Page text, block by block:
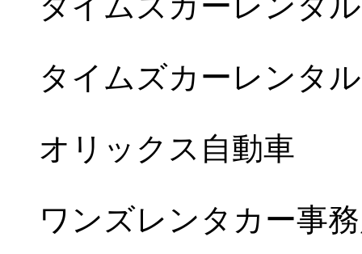
タイムズカーレンタル
オリックス自動車
ワンズレンタカー事